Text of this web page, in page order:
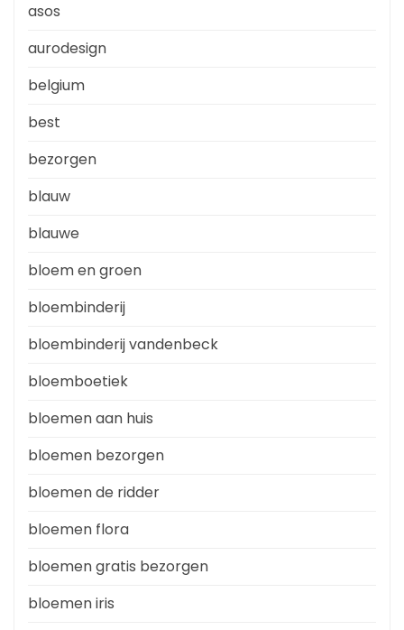
asos
aurodesign
belgium
best
bezorgen
blauw
blauwe
bloem en groen
bloembinderij
bloembinderij vandenbeck
bloemboetiek
bloemen aan huis
bloemen bezorgen
bloemen de ridder
bloemen flora
bloemen gratis bezorgen
bloemen iris